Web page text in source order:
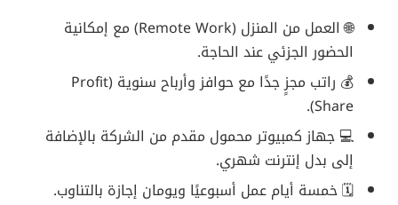
🌐 العمل من المنزل (Remote Work) مع إمكانية
الحضور الجزئي عند الحاجة.
💰 راتب مجزٍ جدًا مع حوافز وأرباح سنوية (Profit
Share).
💻 جهاز كمبيوتر محمول مقدم من الشركة بالإضافة
إلى بدل إنترنت شهري.
🗓️ خمسة أيام عمل أسبوعيًا ويومان إجازة بالتناوب.